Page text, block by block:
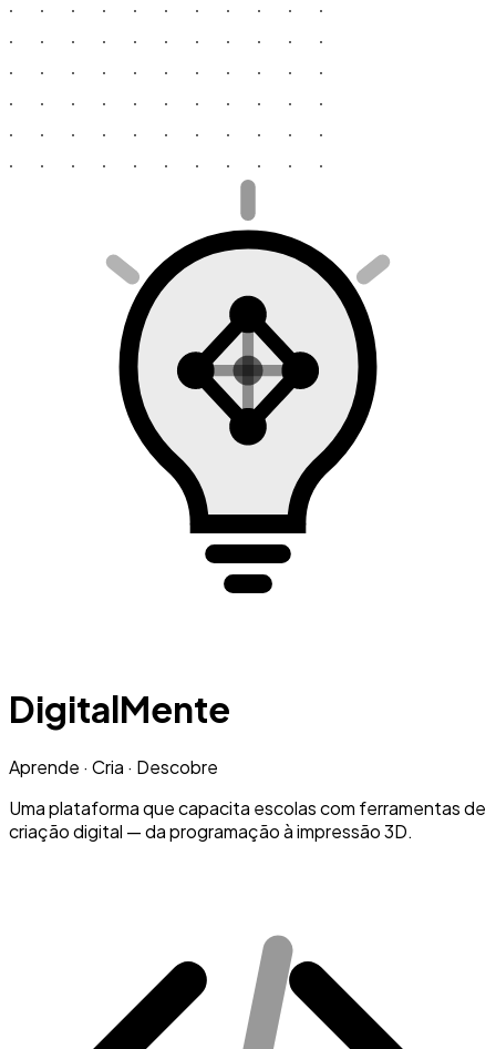
DigitalMente
Aprende · Cria · Descobre
Uma plataforma que capacita escolas com ferramentas de
criação digital — da programação à impressão 3D.